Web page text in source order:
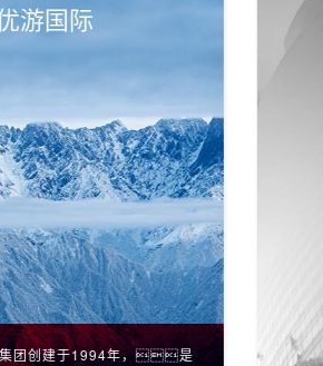
游国际
团创建于1994年，是